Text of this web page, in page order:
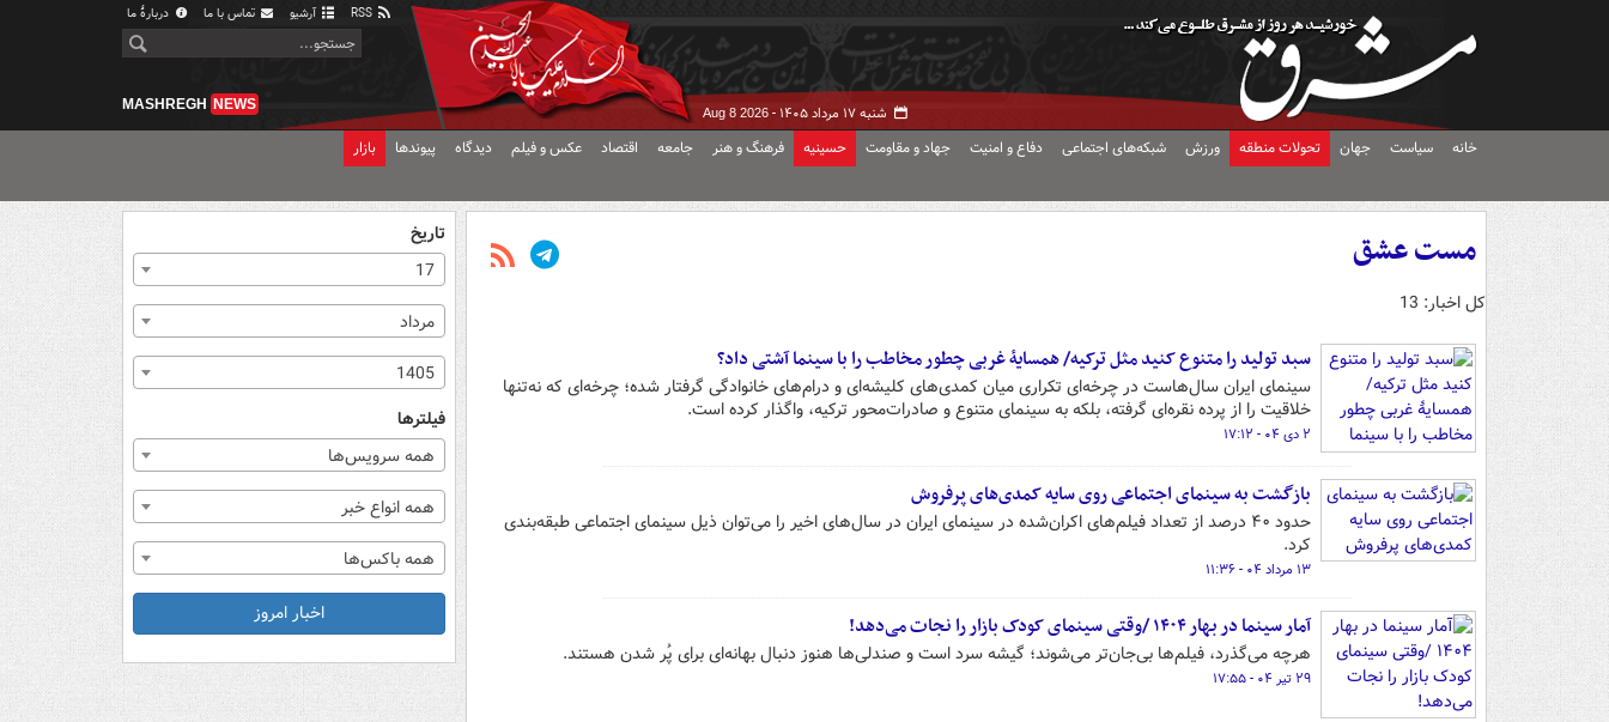
آرشیو تماس با ما دربارهٔ ما
شنبه ۱۷ مرداد ۱۴۰۵ - Aug 8 2026
MASHREGH NEWS
خانه سیاست جهان تحولات منطقه ورزش شبکه‌های اجتماعی دفاع و امنیت جهاد و مقاومت حسینیه فرهنگ و هنر جامعه اقتصاد عکس و فیلم دیدگاه پیوندها بازار
مست عشق
کل اخبار: 13
سبد تولید را متنوع کنید مثل ترکیه/ همسایۀ غربی چطور مخاطب را با سینما آشتی داد؟
سینمای ایران سال‌هاست در چرخه‌ای تکراری میان کمدی‌های کلیشه‌ای و درام‌های خانوادگی گرفتار شده؛ چرخه‌ای که نه‌تنها
خلاقیت را از پرده نقره‌ای گرفته، بلکه به سینمای متنوع و صادرات‌محور ترکیه، واگذار کرده است.
۲ دی ۰۴ - ۱۷:۱۲
بازگشت به سینمای اجتماعی روی سایه کمدی‌های پرفروش
حدود ۴۰ درصد از تعداد فیلم‌های اکران‌شده در سینمای ایران در سال‌های اخیر را می‌توان ذیل سینمای اجتماعی طبقه‌بندی
کرد.
۱۳ مرداد ۰۴ - ۱۱:۳۶
آمار سینما در بهار ۱۴۰۴ /وقتی سینمای کودک بازار را نجات می‌دهد!
هرچه می‌گذرد، فیلم‌ها بی‌جان‌تر می‌شوند؛ گیشه سرد است و صندلی‌ها هنوز دنبال بهانه‌ای برای پُر شدن هستند.
۲۹ تیر ۰۴ - ۱۷:۵۵
تاریخ
17
مرداد
1405
فیلترها
همه سرویس‌ها
همه انواع خبر
همه باکس‌ها
اخبار امروز